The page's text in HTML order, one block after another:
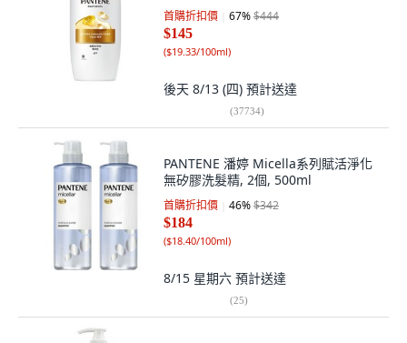
首購折扣價 67%$444
$145
($19.33/100ml)
後天 8/13 (四) 預計送達
(37734)
PANTENE 潘婷 Micella系列賦活淨化
無矽膠洗髮精, 2個, 500ml
首購折扣價 46%$342
$184
($18.40/100ml)
8/15 星期六 預計送達
(25)